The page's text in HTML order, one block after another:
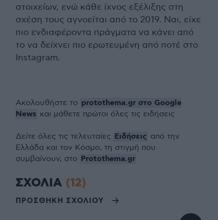
στοιχείων, ενώ κάθε ίχνος εξέλιξης στη
σχέση τους αγνοείται από το 2019. Ναι, είχε
πιο ενδιαφέροντα πράγματα να κάνει από
το να δείχνει πιο ερωτευμένη από ποτέ στο
Instagram.
Ακολουθήστε το protothema.gr στο Google
News και μάθετε πρώτοι όλες τις ειδήσεις
Δείτε όλες τις τελευταίες Ειδήσεις από την
Ελλάδα και τον Κόσμο, τη στιγμή που
συμβαίνουν, στο Protothema.gr
ΣΧΟΛΙΑ (12)
ΠΡΟΣΘΗΚΗ ΣΧΟΛΙΟΥ